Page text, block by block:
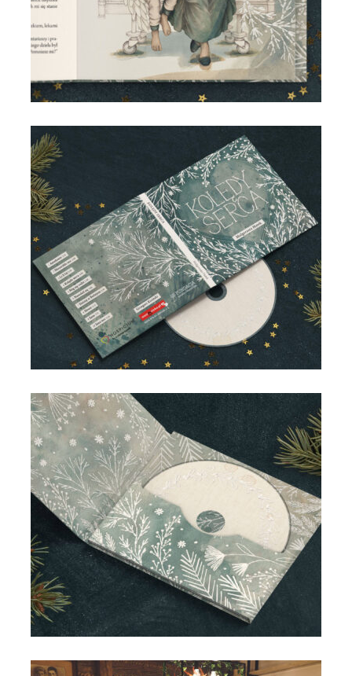
do Nieba (5) - Joanna Hrabia-Chełmowska
do Nieba (2) - Joanna Hrabia-Chełmowska
do Nieba (3) - Joanna Hrabia-Chełmowska